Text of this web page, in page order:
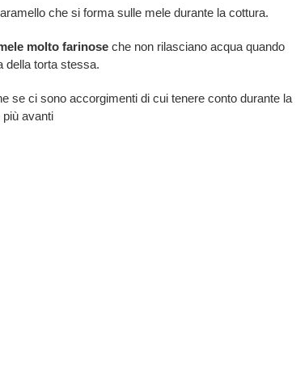
che si forma sulle mele durante la cottura.
molto farinoseche non rilasciano acqua quando
della torta stessa.
se ci sono accorgimenti di cui tenere conto durante la
avanti